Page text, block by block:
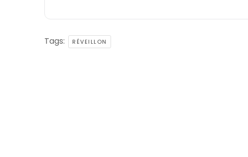
Tags: RÉVEILLON